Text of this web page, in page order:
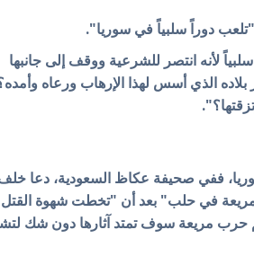
"تلعب دوراً سلبياً في سوريا".
لأنه انتصر للشرعية ووقف إلى جانبها
بلاده الذي أسس لهذا الإرهاب ورعاه
ففي صحيفة عكاظ السعودية، دعا
في حلب" بعد أن "تخطت شهوة القتل
حرب مريعة سوف تمتد آثارها دون شك